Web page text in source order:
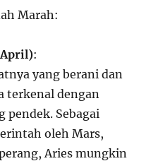
Marah:
April):
yang berani dan
terkenal dengan
pendek. Sebagai
oleh Mars,
Aries mungkin